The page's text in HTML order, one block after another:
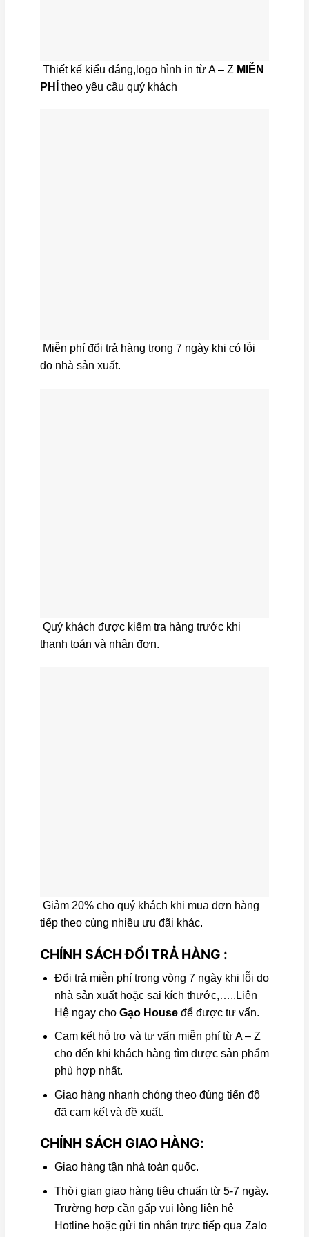
Thiết kế kiểu dáng,logo hình in từ A – Z MIỄN
PHÍ theo yêu cầu quý khách
Miễn phí đổi trả hàng trong 7 ngày khi có lỗi
do nhà sản xuất.
Quý khách được kiểm tra hàng trước khi
thanh toán và nhận đơn.
Giảm 20% cho quý khách khi mua đơn hàng
tiếp theo cùng nhiều ưu đãi khác.
CHÍNH SÁCH ĐỔI TRẢ HÀNG :
Đổi trả miễn phí trong vòng 7 ngày khi lỗi do
nhà sản xuất hoặc sai kích thước,…..Liên
Hệ ngay cho Gạo Houseđể được tư vấn.
Cam kết hỗ trợ và tư vấn miễn phí từ A – Z
cho đến khi khách hàng tìm được sản phẩm
phù hợp nhất.
Giao hàng nhanh chóng theo đúng tiến độ
đã cam kết và đề xuất.
CHÍNH SÁCH GIAO HÀNG:
Giao hàng tận nhà toàn quốc.
Thời gian giao hàng tiêu chuẩn từ 5-7 ngày.
Trường hợp cần gấp vui lòng liên hệ
Hotline hoặc gửi tin nhắn trực tiếp qua Zalo